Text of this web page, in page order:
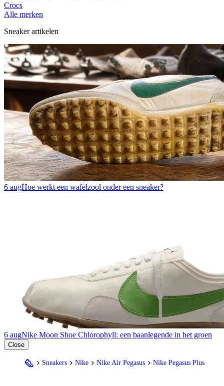
Crocs
Alle merken
Sneaker artikelen
6 augHoe werkt een wafelzool onder een sneaker?
6 augNike Moon Shoe Chlorophyll: een baanlegende in het groen
Close
Sneakers Nike Nike Air Pegasus Nike Pegasus Plus